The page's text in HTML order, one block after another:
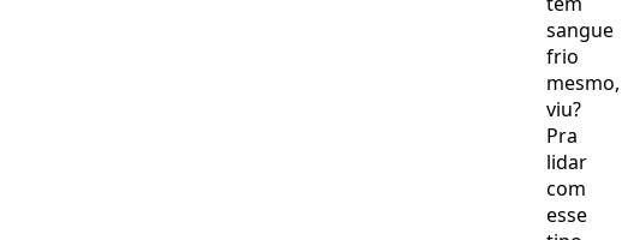
sangue
frio
mesmo,
viu?
Pra
lidar
com
esse